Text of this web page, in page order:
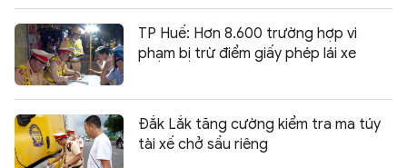
TP Huế: Hơn 8.600 trường hợp vi
phạm bị trừ điểm giấy phép lái xe
Đắk Lắk tăng cường kiểm tra ma túy
tài xế chở sầu riêng